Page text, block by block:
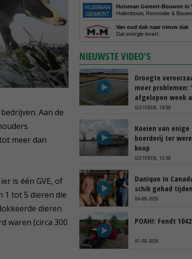
Aan de
meer dan
is één GVE, of
1 tot 5 dieren die
dieren
waren (circa 300
Huisman Gemert-Bouwen in
Hallenbouw, Renovatie &
Van oud dak naar nieuw dak
Dat energie levert.
NIEUWSTE VIDEO'S
Droogte
meer problemen:
afgelopen week
GISTEREN, 14:06
Koeien van
boerderij ter
koop
GISTEREN, 12:00
Danique in
schik gehad
04-08-2026
POAH!: Fendt 1042
01-08-2026